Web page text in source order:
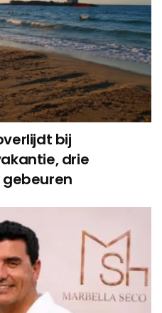
bij
drie